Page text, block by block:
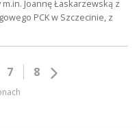
Joannę Łaskarzewską z
PCK w Szczecinie, z
7 8